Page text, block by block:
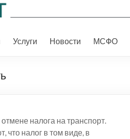
Услуги Новости МСФО
налога на транспорт.
налог в том виде, в